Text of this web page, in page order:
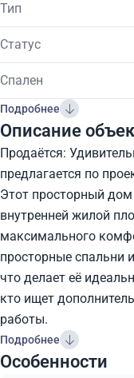
Тип
Статус
Спален
Подробнее
Описание
Продаётся:
предлагается по
Этот просторный
внутренней жилой
максимального
просторные спальни
что делает её
кто ищет
работы.
Подробнее
Особенности